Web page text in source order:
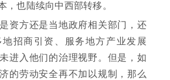
，也陆续向中西部转移。
资方还是当地政府相关部门，还
招商引资、服务地方产业发展
进入他们的治理视野。但是，如
的劳动安全再不加以规制，那么